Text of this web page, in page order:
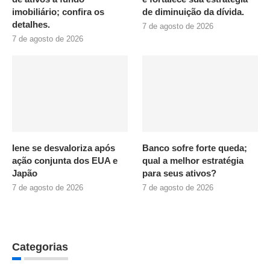
imobiliário; confira os
detalhes.
7 de agosto de 2026
de diminuição da dívida.
7 de agosto de 2026
Iene se desvaloriza após
ação conjunta dos EUA e
Japão
7 de agosto de 2026
Banco sofre forte queda;
qual a melhor estratégia
para seus ativos?
7 de agosto de 2026
Categorias